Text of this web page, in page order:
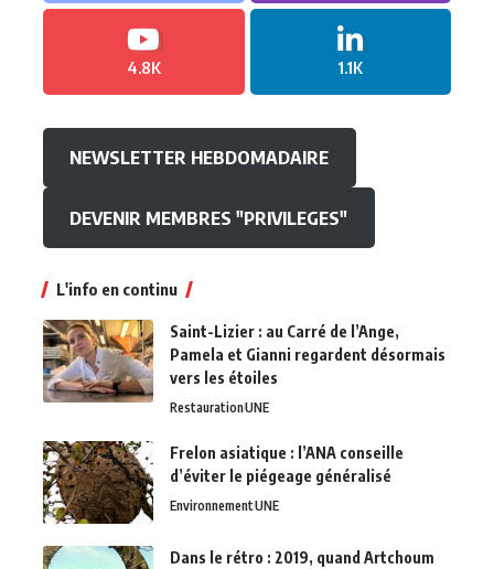
4.8K 1.1K
NEWSLETTER HEBDOMADAIRE
DEVENIR MEMBRES "PRIVILEGES"
L'info en continu
Saint-Lizier : au Carré de l’Ange,
Pamela et Gianni regardent désormais
vers les étoiles
RestaurationUNE
Frelon asiatique : l’ANA conseille
d’éviter le piégeage généralisé
EnvironnementUNE
Dans le rétro : 2019, quand Artchoum